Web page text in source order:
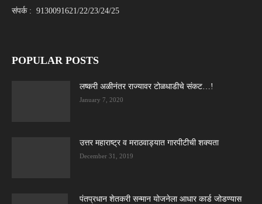
संपर्क : 9130091621/22/23/24/25
POPULAR POSTS
लष्करी अळीनंतर राज्यावर टोळधाडीचे संकट…!
January 7, 2020
उत्तर महाराष्ट्र व मराठवाड्यात गारपीटीची शक्यता
December 31, 2019
पंतप्रधान शेतकरी सन्मान योजनेला आधार कार्ड जोडण्यास